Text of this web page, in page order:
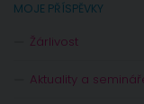
MOJE PŘÍSPĚVKY
Žárlivost
Aktuality a